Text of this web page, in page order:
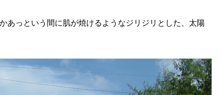
あっという間に肌が焼けるようなジリジリとした、太陽